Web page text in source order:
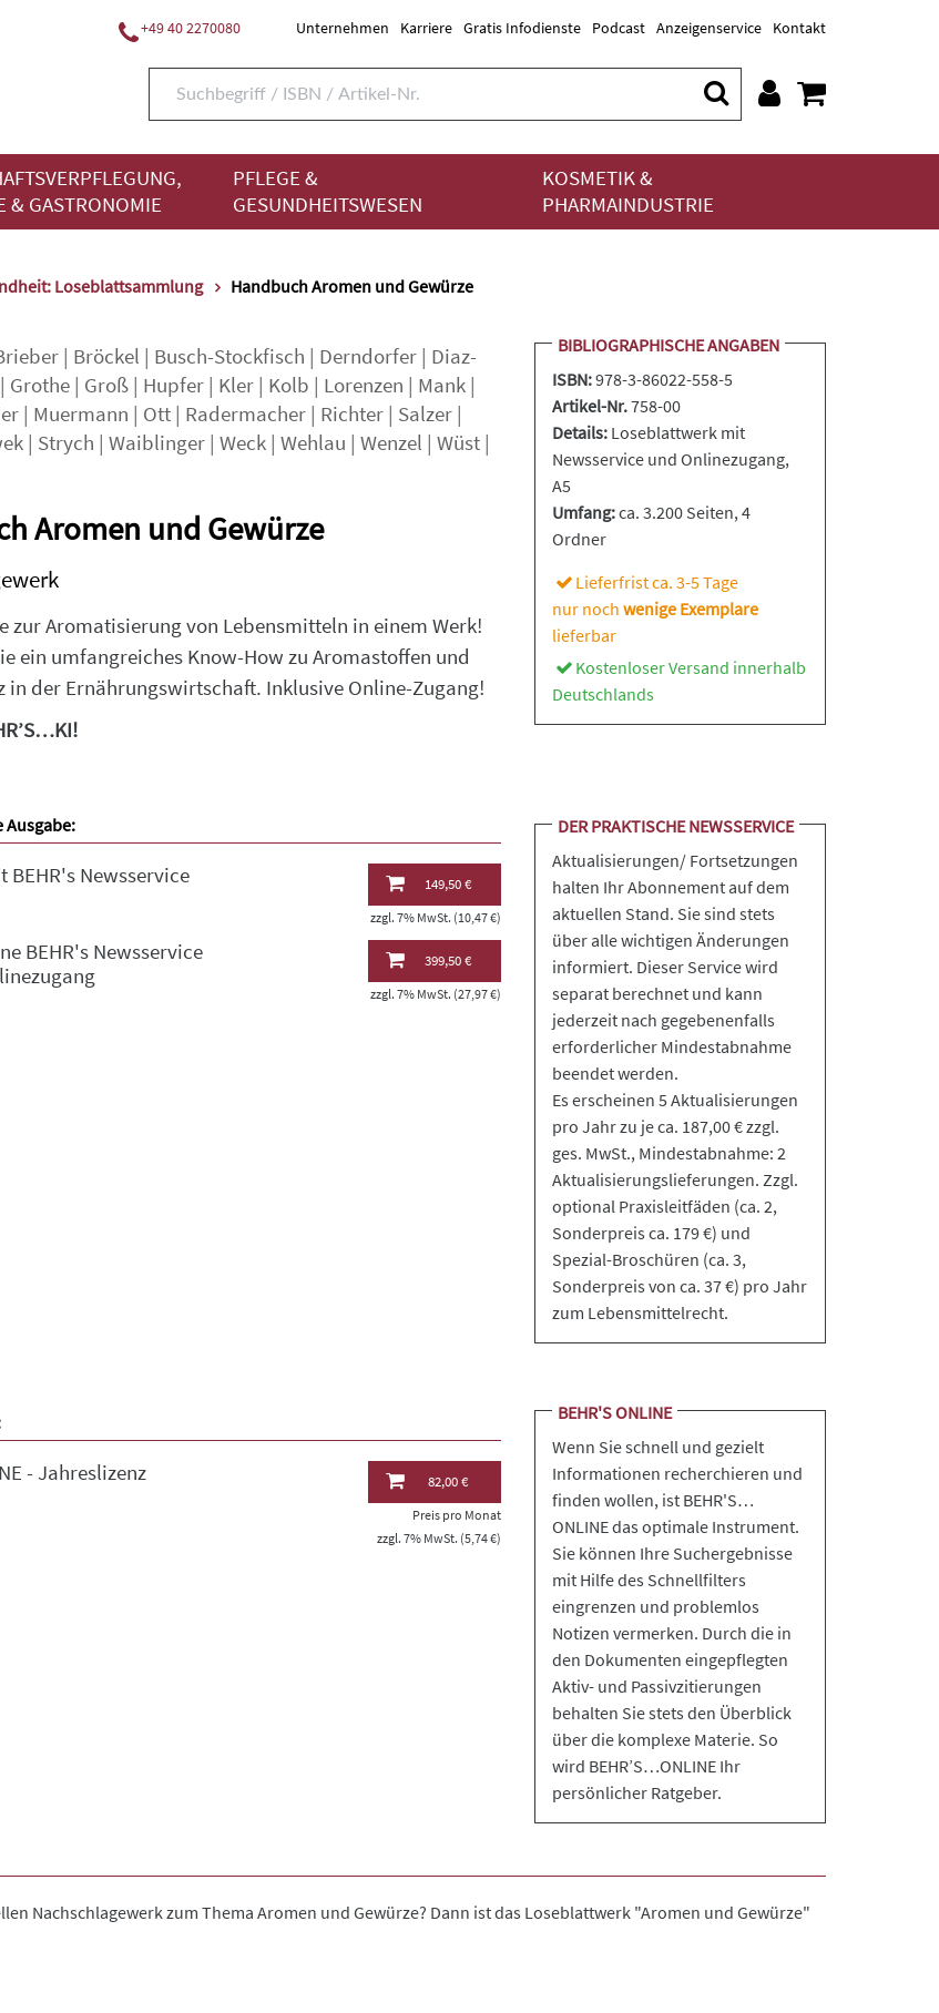
+49 40 2270080 Unternehmen Karriere Gratis Infodienste Podcast Anzeigenservice Kontakt
& GASTRONOMIE
PFLEGE &
GESUNDHEITSWESEN
KOSMETIK &
PHARMAINDUSTRIE
Loseblattsammlung Handbuch Aromen und Gewürze
| Bröckel | Busch-Stockfisch | Derndorfer| Diaz-
Grothe| Groß| Hupfer| Kler| Kolb | Lorenzen | Mank|
| Muermann | Ott| Radermacher| Richter| Salzer|
| Strych | Waiblinger| Weck| Wehlau | Wenzel | Wüst|
Aromen und Gewürze
zur Aromatisierung von Lebensmitteln in einem Werk!
ein umfangreiches Know-How zu Aromastoffen und
in der Ernährungswirtschaft. Inklusive Online-Zugang!
BIBLIOGRAPHISCHE ANGABEN
ISBN:978-3-86022-558-5
Artikel-Nr.758-00
Details: Loseblattwerk mit
Newsservice und Onlinezugang,
A5
Umfang:ca. 3.200 Seiten, 4
Ordner
Lieferfrist ca. 3-5 Tage
nur nochwenige Exemplare
lieferbar
Kostenloser Versand innerhalb
Deutschlands
Ausgabe:
Newsservice 149,50 €
zzgl. 7% MwSt. (10,47 €)
BEHR's Newsservice
399,50 €
zzgl. 7% MwSt. (27,97 €)
DER PRAKTISCHE NEWSSERVICE
Aktualisierungen/ Fortsetzungen
halten Ihr Abonnement auf dem
aktuellen Stand. Sie sind stets
über alle wichtigen Änderungen
informiert. Dieser Service wird
separat berechnet und kann
jederzeit nach gegebenenfalls
erforderlicher Mindestabnahme
beendet werden.
Es erscheinen 5 Aktualisierungen
pro Jahr zu je ca. 187,00 € zzgl.
ges. MwSt., Mindestabnahme: 2
Aktualisierungslieferungen. Zzgl.
optional Praxisleitfäden (ca. 2,
Sonderpreis ca. 179 €) und
Spezial-Broschüren (ca. 3,
Sonderpreis von ca. 37 €) pro Jahr
zum Lebensmittelrecht.
- Jahreslizenz 82,00 €
Preis pro Monat
zzgl. 7% MwSt. (5,74 €)
BEHR'S ONLINE
Wenn Sie schnell und gezielt
Informationen recherchieren und
finden wollen, ist BEHR'S…
ONLINE das optimale Instrument.
Sie können Ihre Suchergebnisse
mit Hilfe des Schnellfilters
eingrenzen und problemlos
Notizen vermerken. Durch die in
den Dokumenten eingepflegten
Aktiv- und Passivzitierungen
behalten Sie stets den Überblick
über die komplexe Materie. So
wird BEHR’S…ONLINE Ihr
persönlicher Ratgeber.
Nachschlagewerk zum Thema Aromen und Gewürze? Dann ist das Loseblattwerk "Aromen und Gewürze"